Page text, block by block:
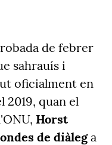
de febrer
sahrauís i
oficialment en
2019, quan el
Horst
de diàlega